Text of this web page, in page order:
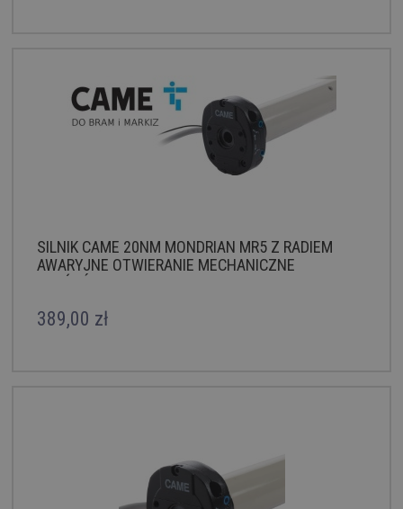
SILNIK CAME 20NM MONDRIAN MR5 Z RADIEM
AWARYJNE OTWIERANIE MECHANICZNE
389,00 zł